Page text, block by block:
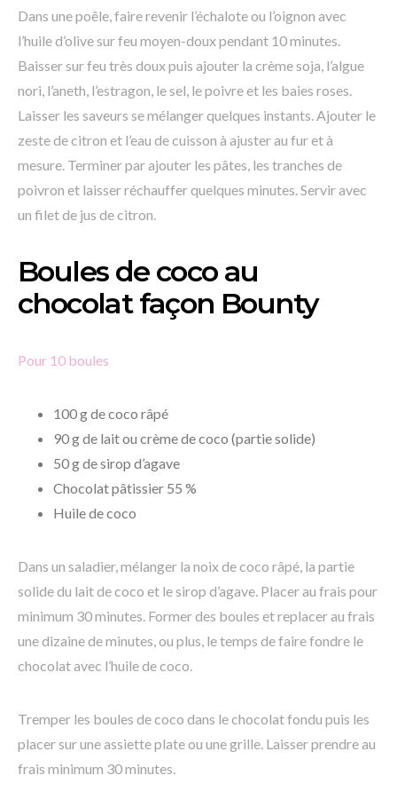
Dans une poêle, faire revenir l’échalote ou l’oignon avec
l’huile d’olive sur feu moyen-doux pendant 10 minutes.
Baisser sur feu très doux puis ajouter la crème soja, l’algue
nori, l’aneth, l’estragon, le sel, le poivre et les baies roses.
Laisser les saveurs se mélanger quelques instants. Ajouter le
zeste de citron et l’eau de cuisson à ajuster au fur et à
mesure. Terminer par ajouter les pâtes, les tranches de
poivron et laisser réchauffer quelques minutes. Servir avec
un filet de jus de citron.
Boules de coco au
chocolat façon Bounty
Pour 10 boules
100 g de coco râpé
90 g de lait ou crème de coco (partie solide)
50 g de sirop d’agave
Chocolat pâtissier 55 %
Huile de coco
Dans un saladier, mélanger la noix de coco râpé, la partie
solide du lait de coco et le sirop d’agave. Placer au frais pour
minimum 30 minutes. Former des boules et replacer au frais
une dizaine de minutes, ou plus, le temps de faire fondre le
chocolat avec l’huile de coco.
Tremper les boules de coco dans le chocolat fondu puis les
placer sur une assiette plate ou une grille. Laisser prendre au
frais minimum 30 minutes.